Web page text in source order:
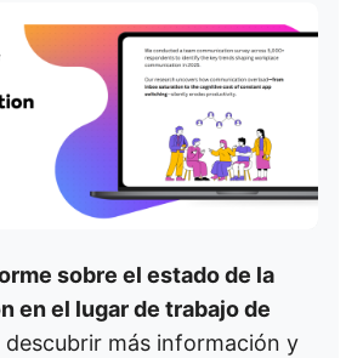
sobre el estado de la
en el lugar de trabajo de
descubrir más información y